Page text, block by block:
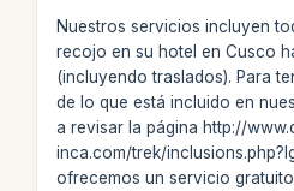
Nuestros servicios incluyen
recojo en su hotel en Cusco
(incluyendo traslados). Para
de lo que está incluido en
a revisar la página http://
inca.com/trek/
ofrecemos un servicio